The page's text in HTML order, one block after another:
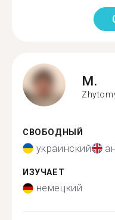
M.
СВОБОДНЫЙ
украинский
ИЗУЧАЕТ
немецкий